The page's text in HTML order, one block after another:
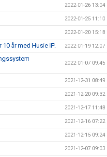
2022-01-26 13:04
2022-01-25 11:10
2022-01-20 15:18
år med Husie IF! 2022-01-19 12:07
2022-01-07 09:45
2021-12-31 08:49
2021-12-20 09:32
2021-12-17 11:48
2021-12-16 07:22
2021-12-15 09:24
2021-12-07 09:03